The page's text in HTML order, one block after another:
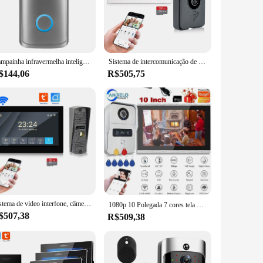
plastic construction ensure durability and longevity,
security and convenience. With its clear, crisp
parts and accessories, ensuring a hassle-free
extends beyond a single unit; it can be expanded
that it stands up to the rigors of daily use. For added
you're a wholesaler, vendor, or a homeowner looking to
Campainha infravermelha inteligente wi fi vídeo porteiro sem fio infravermelho campainha sistema de acesso porta câmera wi fi vídeo campainha Sistema de intercomunicação de vídeo WiFi sem fio, campainha inteligente para casa, tela sensível ao toque com cartão 32G, áudio bidirecional, desbloqueio do aplicativo Tuya, 1080p
R$505,75
Sistema de vídeo interfone, câmera do telefone campainha, WiFi Touch Monitor, cartão 32G, registro automático, Tuya App, 2 Way Intercom Desbloqueio, 1080P 1080p 10 Polegada 7 cores tela de toque sem fio wi fi vídeo campainha inteligente tuya casa intercom kit para sistema controle acesso rfid 140 �
R$509,38